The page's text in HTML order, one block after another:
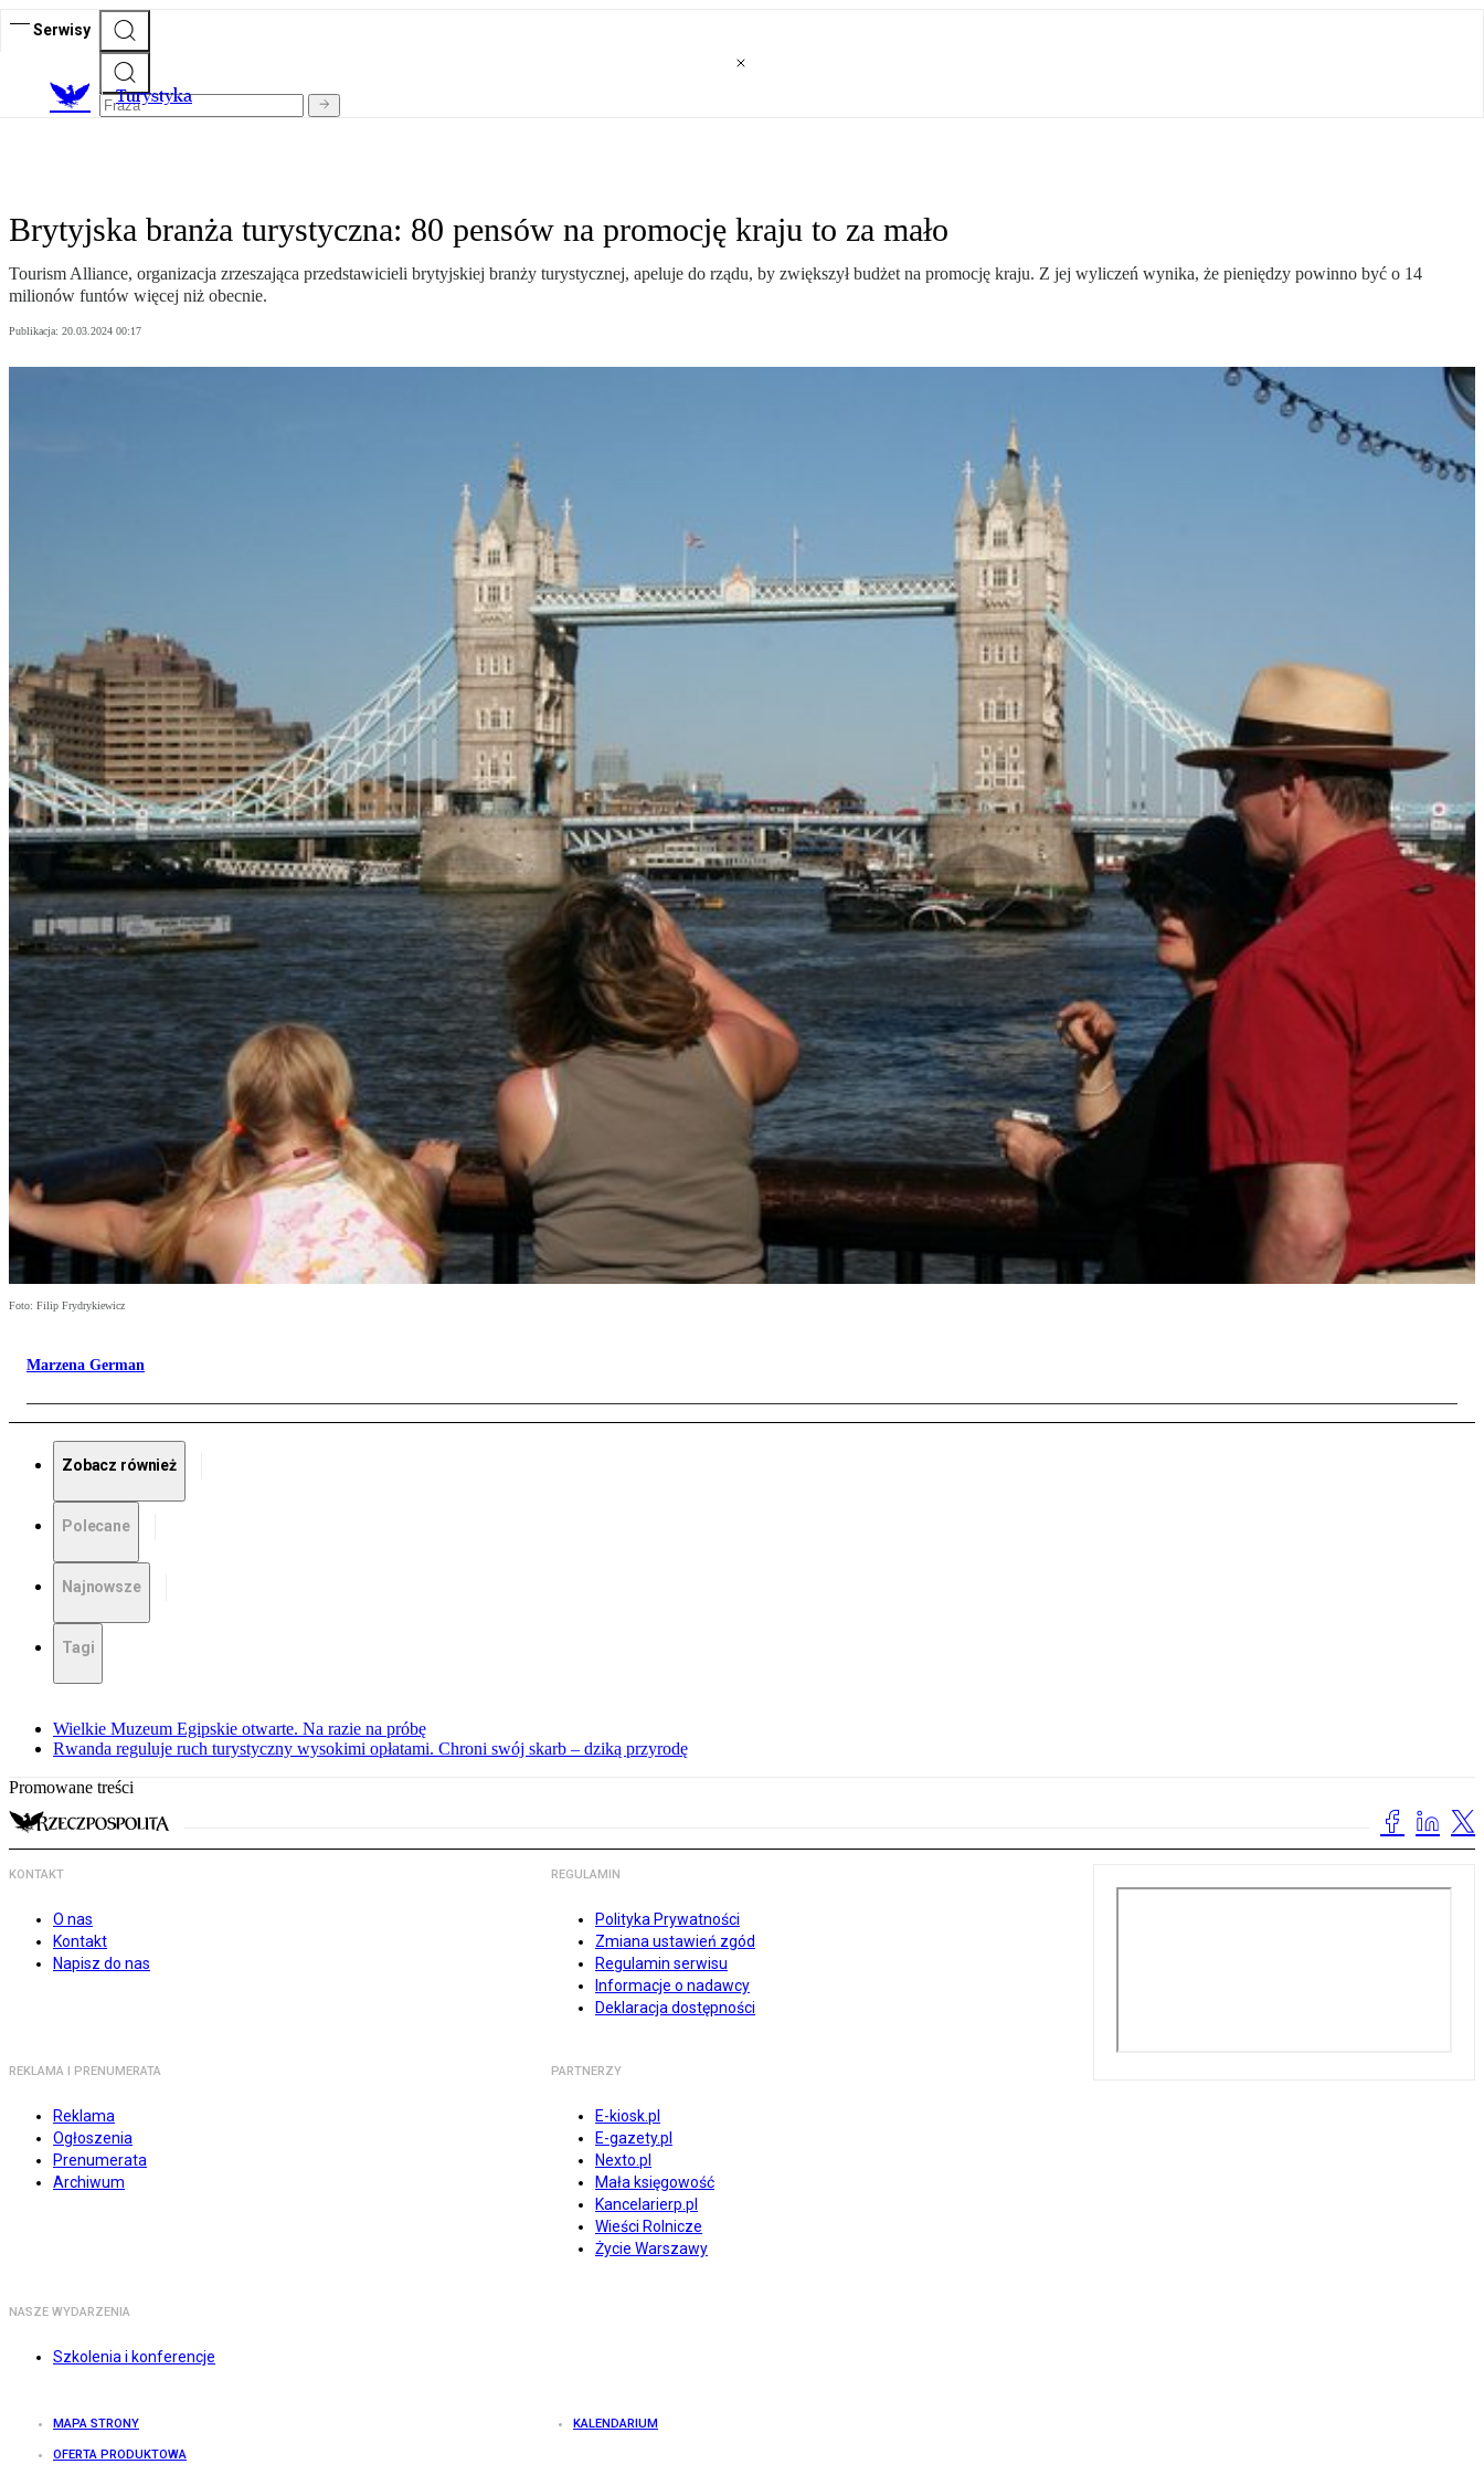
Serwisy
Turystyka
Brytyjska branża turystyczna: 80 pensów na promocję kraju to za mało
Tourism Alliance, organizacja zrzeszająca przedstawicieli brytyjskiej branży turystycznej, apeluje do rządu, by zwiększył budżet na promocję kraju. Z jej wyliczeń wynika, że pieniędzy powinno być o 14
milionów funtów więcej niż obecnie.
Publikacja: 20.03.2024 00:17
Foto: Filip Frydrykiewicz
Marzena German
Zobacz również
Polecane
Najnowsze
Tagi
Wielkie Muzeum Egipskie otwarte. Na razie na próbę
Rwanda reguluje ruch turystyczny wysokimi opłatami. Chroni swój skarb – dziką przyrodę
Promowane treści
KONTAKT
O nas
Kontakt
Napisz do nas
REGULAMIN
Polityka Prywatności
Zmiana ustawień zgód
Regulamin serwisu
Informacje o nadawcy
Deklaracja dostępności
REKLAMA I PRENUMERATA
Reklama
Ogłoszenia
Prenumerata
Archiwum
PARTNERZY
E-kiosk.pl
E-gazety.pl
Nexto.pl
Mała księgowość
Kancelarierp.pl
Wieści Rolnicze
Życie Warszawy
NASZE WYDARZENIA
Szkolenia i konferencje
MAPA STRONY KALENDARIUM
OFERTA PRODUKTOWA